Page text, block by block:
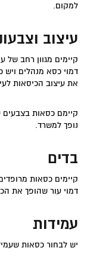
למקום.
עיצוב
קיימים מגוון רחב של
דמוי כסא מנהלים ויש
את עיצוב הכיסאות
קיימם כסאות בצבעים
נופך למשרד.
בדים
קיימים כסאות
דמוי עור שהופך את
עמידות
יש לבחור כסאות